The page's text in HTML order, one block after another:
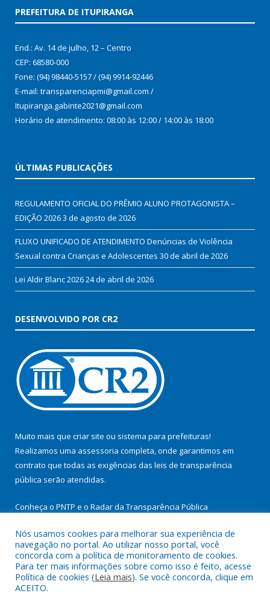
PREFEITURA DE ITUPIRANGA
End.: Av. 14 de julho, 12 – Centro
CEP: 68580-000
Fone: (94) 98440-5157 / (94) 9914-92446
E-mail: transparenciapmi@gmail.com /
Itupiranga.gabinte2021@gmail.com
Horário de atendimento: 08:00 às 12:00 / 14:00 às 18:00
ÚLTIMAS PUBLICAÇÕES
REGULAMENTO OFICIAL DO PRÊMIO ALUNO PROTAGONISTA –
EDIÇÃO 20263 de agosto de 2026
FLUXO UNIFICADO DE ATENDIMENTO Denúncias de Violência
Sexual contra Crianças e Adolescentes 30 de abril de 2026
Lei Aldir Blanc 202624 de abril de 2026
DESENVOLVIDO POR CR2
Muito mais que criar site ou sistema para prefeituras!
Realizamos uma assessoria completa, onde garantimos em
contrato que todas as exigências das leis de transparência
pública serão atendidas.
Conheça o PNTP e o Radar da Transparência Pública
Todos os direitos reservados a Prefeitura Municipal de
Itupiranga.
Nós usamos cookies para melhorar sua experiência de
navegação no portal. Ao utilizar nosso portal, você
concorda com a política de monitoramento de cookies.
Para ter mais informações sobre como isso é feito, acesse
Política de cookies (Leia mais). Se você concorda, clique em
ACEITO.